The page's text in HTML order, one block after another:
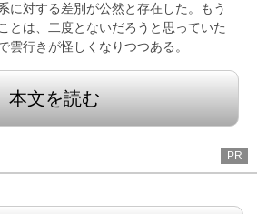
に対する差別が公然と存在した。もう
とは、二度とないだろうと思っていた
雲行きが怪しくなりつつある。
本文を読む
PR